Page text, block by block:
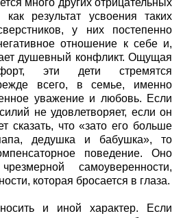
много других отрицательных
результат усвоения таких
у них постепенно
отношение к себе и,
душевный конфликт. Ощущая
эти дети стремятся
всего, в семье, именно
уважение и любовь. Если
не удовлетворяет, если он
сказать, что «зато его больше
дедушка и бабушка», то
поведение. Оно
самоуверенности,
которая бросается в глаза.
и иной характер. Если